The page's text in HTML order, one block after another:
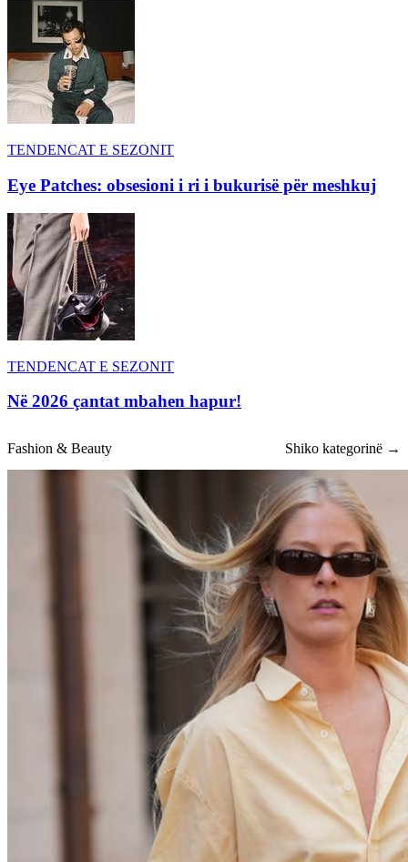
TENDENCAT E SEZONIT
Eye Patches: obsesioni i ri i bukurisë për meshkuj
TENDENCAT E SEZONIT
Në 2026 çantat mbahen hapur!
Fashion & Beauty Shiko kategorinë →